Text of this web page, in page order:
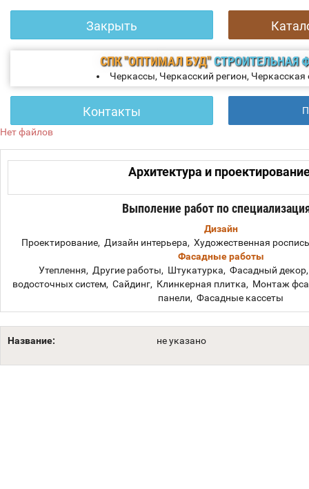
Закрыть
СПК "ОПТИМАЛ БУД"СТРОИТЕЛЬНАЯ
Черкассы, Черкасский регион, Черкасская
Контакты
Нет файлов
Архитектура и
Выполение работ по
Дизайн
Проектирование, Дизайн интерьера, Художественная
Фасадные работы
Утеплення, Другие работы, Штукатурка, Фасадный
водосточных систем, Сайдинг, Клинкерная плитка, Монтаж
панели, Фасадные кассеты
Название: не указано